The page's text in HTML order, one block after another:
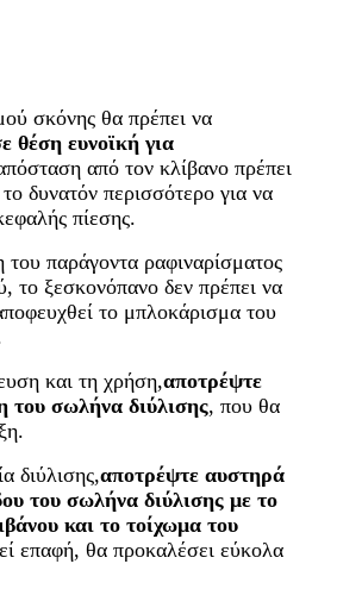
σκόνης θα πρέπει να
θέση ευνοϊκή για
από τον κλίβανο πρέπει
δυνατόν περισσότερο για να
πίεσης.
παράγοντα ραφιναρίσματος
το ξεσκονόπανο δεν πρέπει να
το μπλοκάρισμα του
και τη χρήση,αποτρέψτε
του σωλήνα διύλισης, που θα
διύλισης,αποτρέψτε αυστηρά
του σωλήνα διύλισης με το
και το τοίχωμα του
επαφή, θα προκαλέσει εύκολα